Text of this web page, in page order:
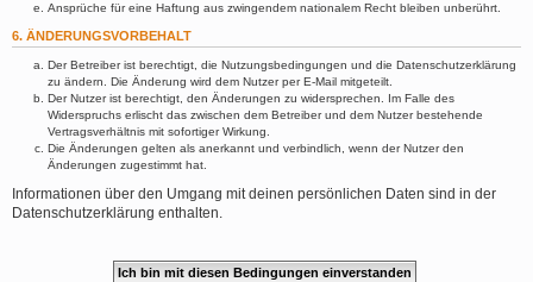
Ansprüche für eine Haftung aus zwingendem nationalem Recht bleiben unberührt.
6. ÄNDERUNGSVORBEHALT
Der Betreiber ist berechtigt, die Nutzungsbedingungen und die Datenschutzerklärung
zu ändern. Die Änderung wird dem Nutzer per E-Mail mitgeteilt.
Der Nutzer ist berechtigt, den Änderungen zu widersprechen. Im Falle des
Widerspruchs erlischt das zwischen dem Betreiber und dem Nutzer bestehende
Vertragsverhältnis mit sofortiger Wirkung.
Die Änderungen gelten als anerkannt und verbindlich, wenn der Nutzer den
Änderungen zugestimmt hat.
Informationen über den Umgang mit deinen persönlichen Daten sind in der
Datenschutzerklärung enthalten.